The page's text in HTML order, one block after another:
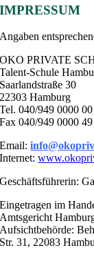
IMPRESSUM
Angaben
OKO PRIVATE
Talent-Schule
Saarlandstraße 30
22303 Hamburg
Tel. 040/949 0000 00
Fax 040/949 0000 49
Email:
Internet:
Geschäftsführerin:
Eingetragen im
Amtsgericht
Aufsichtbehörde:
Str. 31, 22083